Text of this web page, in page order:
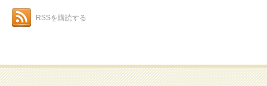
RSSを購読する